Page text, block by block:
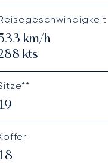
km/h
kts